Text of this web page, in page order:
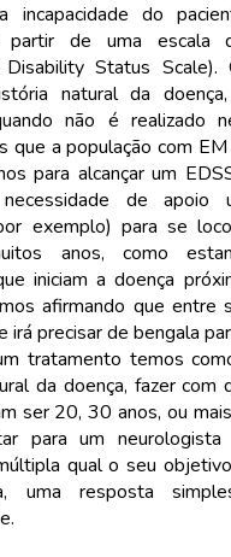
incapacidade do
de uma escala
Disability Status Scale).
natural da
não é realizado
que a população com
para alcançar um
de apoio
exemplo) para se
anos, como
iniciam a doença
afirmando que
irá precisar de bengala
tratamento temos
da doença, fazer
ser 20, 30 anos, ou
para um
qual o seu
uma resposta